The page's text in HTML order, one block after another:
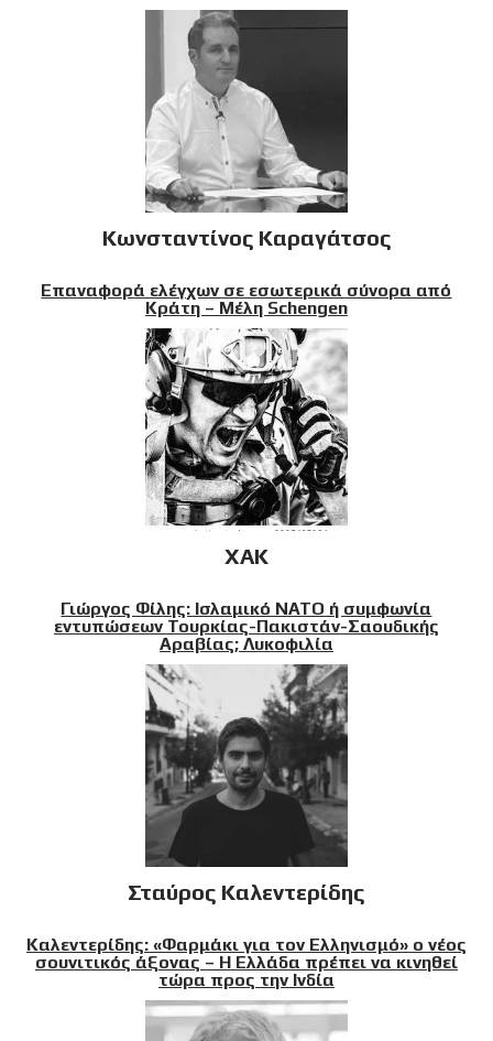
Κωνσταντίνος Καραγάτσος
Επαναφορά ελέγχων σε εσωτερικά σύνορα από
Κράτη – Μέλη Schengen
XAK
Γιώργος Φίλης: Ισλαμικό ΝΑΤΟ ή συμφωνία
εντυπώσεων Τουρκίας-Πακιστάν-Σαουδικής
Αραβίας; Λυκοφιλία
Σταύρος Καλεντερίδης
Καλεντερίδης: «Φαρμάκι για τον Ελληνισμό» ο νέος
σουνιτικός άξονας – Η Ελλάδα πρέπει να κινηθεί
τώρα προς την Ινδία